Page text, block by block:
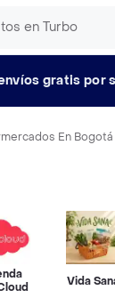
gratis por
En Bogotá
Vida